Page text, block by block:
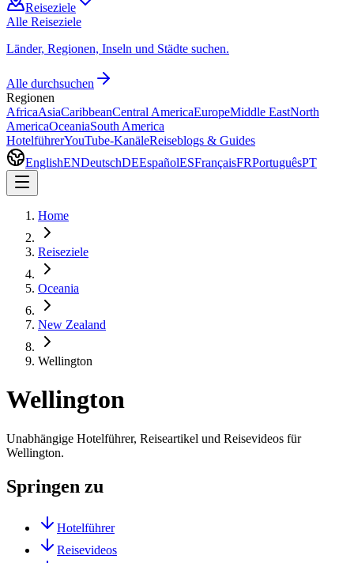
Reiseziele
Alle Reiseziele
Länder, Regionen, Inseln und Städte suchen.
Alle durchsuchen
Regionen
AfricaAsiaCaribbeanCentral AmericaEuropeMiddle EastNorth
AmericaOceaniaSouth America
HotelführerYouTube-KanäleReiseblogs & Guides
EnglishENDeutschDEEspañolESFrançaisFRPortuguêsPT
Home
Reiseziele
Oceania
New Zealand
Wellington
Wellington
Unabhängige Hotelführer, Reiseartikel und Reisevideos für
Wellington.
Springen zu
Hotelführer
Reisevideos